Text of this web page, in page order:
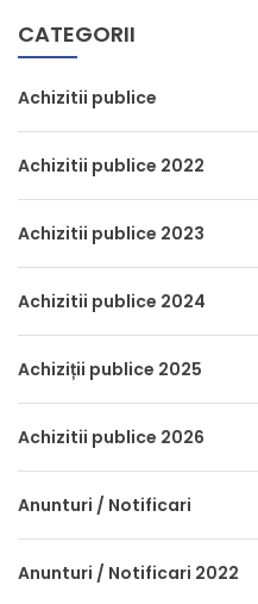
CATEGORII
Achizitii publice
Achizitii publice 2022
Achizitii publice 2023
Achizitii publice 2024
Achiziții publice 2025
Achizitii publice 2026
Anunturi / Notificari
Anunturi / Notificari 2022